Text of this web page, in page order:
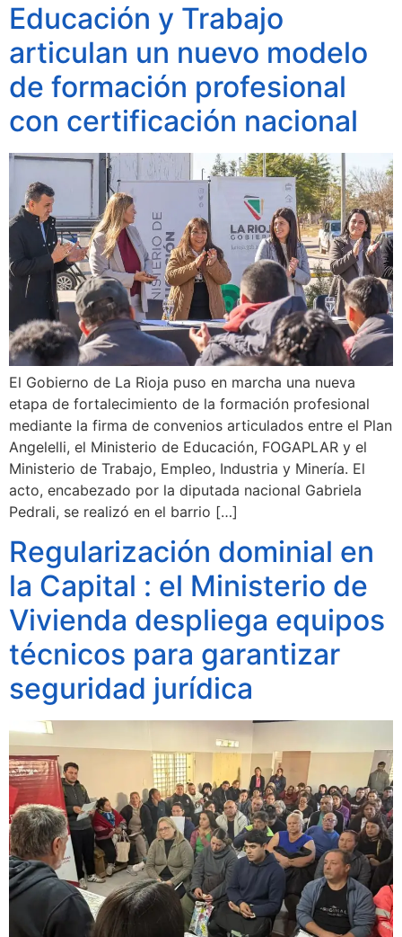
Educación y Trabajo
articulan un nuevo modelo
de formación profesional
con certificación nacional
El Gobierno de La Rioja puso en marcha una nueva
etapa de fortalecimiento de la formación profesional
mediante la firma de convenios articulados entre el Plan
Angelelli, el Ministerio de Educación, FOGAPLAR y el
Ministerio de Trabajo, Empleo, Industria y Minería. El
acto, encabezado por la diputada nacional Gabriela
Pedrali, se realizó en el barrio […]
Regularización dominial en
la Capital : el Ministerio de
Vivienda despliega equipos
técnicos para garantizar
seguridad jurídica